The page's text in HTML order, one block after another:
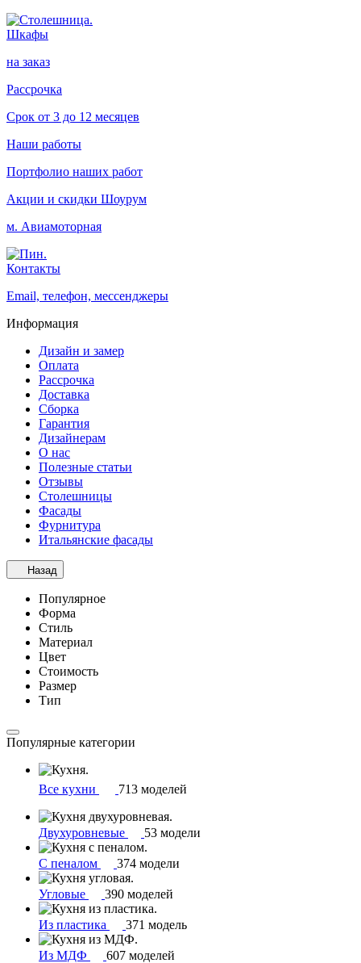
Шкафы
на заказ
Рассрочка
Срок от 3 до 12 месяцев
Наши работы
Портфолио наших работ
Акции и скидки Шоурум
м. Авиамоторная
Контакты
Email, телефон, мессенджеры
Информация
Дизайн и замер
Оплата
Рассрочка
Доставка
Сборка
Гарантия
Дизайнерам
О нас
Полезные статьи
Отзывы
Столешницы
Фасады
Фурнитура
Итальянские фасады
Назад
Популярное
Форма
Стиль
Материал
Цвет
Стоимость
Размер
Тип
Популярные категории
Все кухни 713 моделей
Двухуровневые 53 модели
С пеналом 374 модели
Угловые 390 моделей
Из пластика 371 модель
Из МДФ 607 моделей